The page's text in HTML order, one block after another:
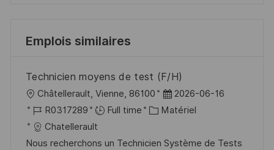
Emplois similaires
Technicien moyens de test (F/H)
o
c
a
Châtellerault, Vienne, 86100
D
a
e
2026-06-16
R
é
f
R0317289 Full time
C
t
Matériel
Chatellerault
Nous recherchons un Technicien Système de Tests